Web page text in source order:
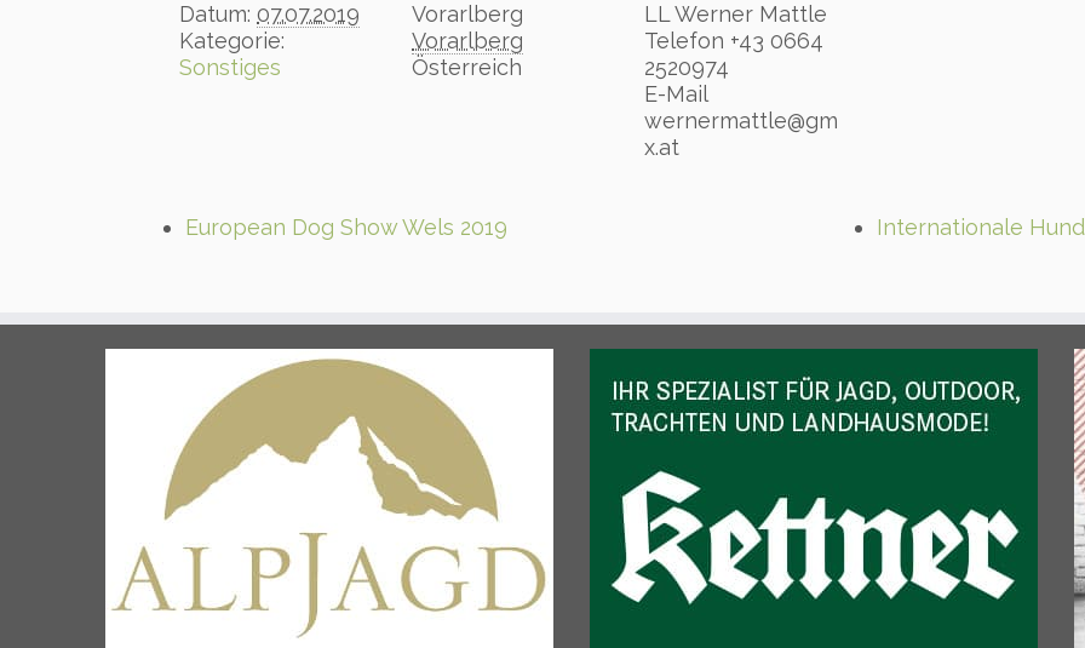
Datum: 07.07.2019
Kategorie:
Sonstiges
Vorarlberg
Vorarlberg
Österreich
LL Werner Mattle
Telefon +43 0664
2520974
E-Mail
wernermattle@gm
x.at
European Dog Show Wels 2019 Internationale